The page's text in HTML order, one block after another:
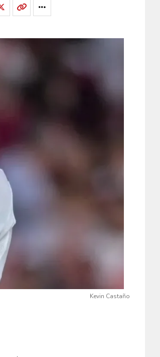
Kevin Castaño